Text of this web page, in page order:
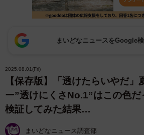
まいどなニュースをGoogle
2025.08.01(Fri)
【保存版】「透けたらいやだ」
ー”透けにくさNo.1”はこの色
検証してみた結果…
まいどなニュース調査部